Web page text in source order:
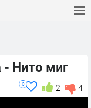
- Нито миг
4
2
0